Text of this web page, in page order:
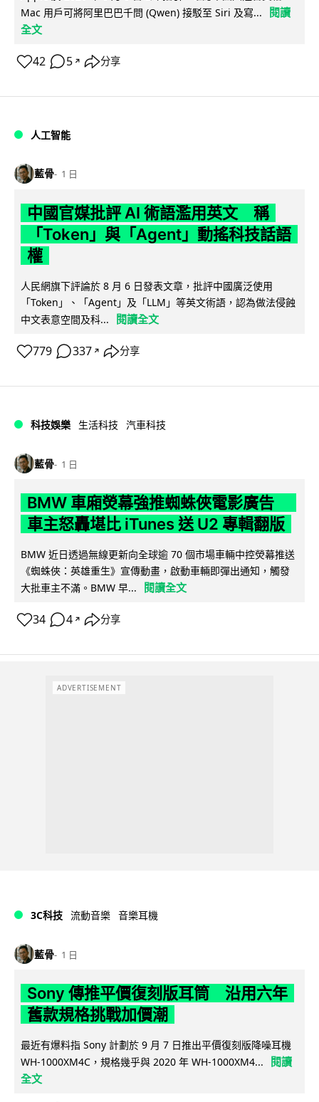
Mac 用戶可將阿里巴巴千問 (Qwen) 接駁至 Siri 及寫...
閱讀
全文
42 5 ↗ 分享
人工智能
藍骨 1 日
中國官媒批評 AI 術語濫用英文 稱
「Token」與「Agent」動搖科技話語
權
人民網旗下評論於 8 月 6 日發表文章，批評中國廣泛使用
「Token」、「Agent」及「LLM」等英文術語，認為做法侵蝕
中文表意空間及科...
閱讀全文
779 337 ↗ 分享
科技娛樂 生活科技 汽車科技
藍骨 1 日
BMW 車廂熒幕強推蜘蛛俠電影廣告
車主怒轟堪比 iTunes 送 U2 專輯翻版
BMW 近日透過無線更新向全球逾 70 個市場車輛中控熒幕推送
《蜘蛛俠：英雄重生》宣傳動畫，啟動車輛即彈出通知，觸發
大批車主不滿。BMW 早...
閱讀全文
34 4 ↗ 分享
ADVERTISEMENT
3C科技 流動音樂 音樂耳機
藍骨 1 日
Sony 傳推平價復刻版耳筒 沿用六年
舊款規格挑戰加價潮
最近有爆料指 Sony 計劃於 9 月 7 日推出平價復刻版降噪耳機
WH-1000XM4C，規格幾乎與 2020 年 WH-1000XM4...
閱讀
全文